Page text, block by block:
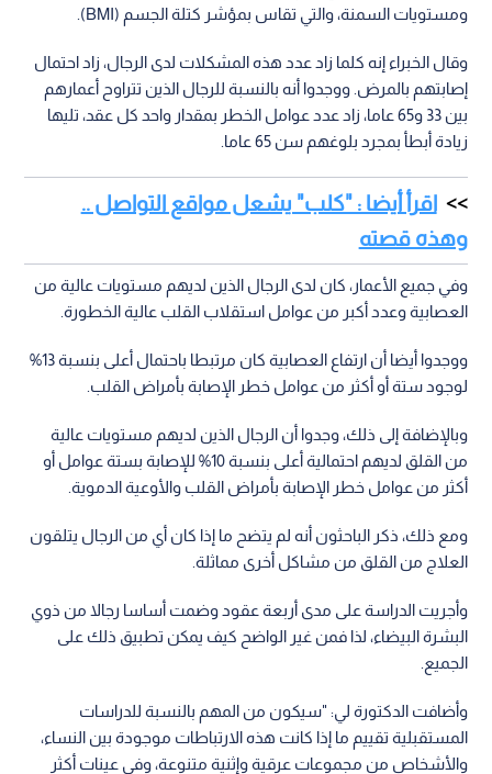
ومستويات السمنة، والتي تقاس بمؤشر كتلة الجسم (BMI).
وقال الخبراء إنه كلما زاد عدد هذه المشكلات لدى الرجال، زاد احتمال
إصابتهم بالمرض. ووجدوا أنه بالنسبة للرجال الذين تتراوح أعمارهم
بين 33 و65 عاما، زاد عدد عوامل الخطر بمقدار واحد كل عقد، تليها
زيادة أبطأ بمجرد بلوغهم سن 65 عاما.
اقرأ أيضا : "كلب" يشعل مواقع التواصل ..
وهذه قصته
وفي جميع الأعمار، كان لدى الرجال الذين لديهم مستويات عالية من
العصابية وعدد أكبر من عوامل استقلاب القلب عالية الخطورة.
ووجدوا أيضا أن ارتفاع العصابية كان مرتبطا باحتمال أعلى بنسبة 13%
لوجود ستة أو أكثر من عوامل خطر الإصابة بأمراض القلب.
وبالإضافة إلى ذلك، وجدوا أن الرجال الذين لديهم مستويات عالية
من القلق لديهم احتمالية أعلى بنسبة 10% للإصابة بستة عوامل أو
أكثر من عوامل خطر الإصابة بأمراض القلب والأوعية الدموية.
ومع ذلك، ذكر الباحثون أنه لم يتضح ما إذا كان أي من الرجال يتلقون
العلاج من القلق من مشاكل أخرى مماثلة.
وأجريت الدراسة على مدى أربعة عقود وضمت أساسا رجالا من ذوي
البشرة البيضاء، لذا فمن غير الواضح كيف يمكن تطبيق ذلك على
الجميع.
وأضافت الدكتورة لي: "سيكون من المهم بالنسبة للدراسات
المستقبلية تقييم ما إذا كانت هذه الارتباطات موجودة بين النساء،
والأشخاص من مجموعات عرقية وإثنية متنوعة، وفي عينات أكثر